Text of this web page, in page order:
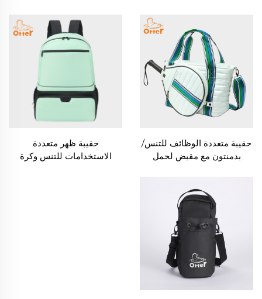
للرجال
حقيبة متعددة الوظائف للتنس/
بدمنتون مع مقبض لحمل
حقيبة ظهر متعددة
الاستخدامات للتنس وكرة